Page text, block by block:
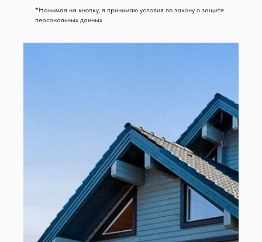
*Нажимая на кнопку, я принимаю условия по закону о защите
персональных данных